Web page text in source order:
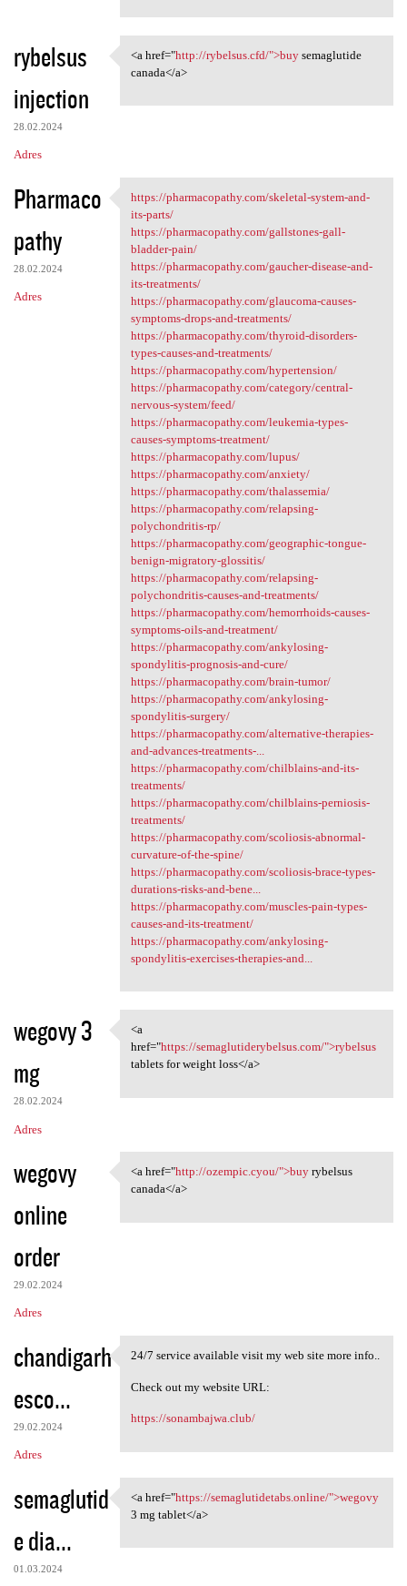
rybelsus
injection
28.02.2024
Adres
<a href="http://rybelsus.cfd/
<a href="http://rybelsus.cfd/">buysemaglutide
canada</a>
Pharmaco
pathy
28.02.2024
Adres
https://pharmacopathy.com
https://pharmacopathy.com/skeletal-system-and-
its-parts/
https://pharmacopathy.com/gallstones-gall-
bladder-pain/
https://pharmacopathy.com/gaucher-disease-and-
its-treatments/
https://pharmacopathy.com/glaucoma-causes-
symptoms-drops-and-treatments/
https://pharmacopathy.com/thyroid-disorders-
types-causes-and-treatments/
https://pharmacopathy.com/hypertension/
https://pharmacopathy.com/category/central-
nervous-system/feed/
https://pharmacopathy.com/leukemia-types-
causes-symptoms-treatment/
https://pharmacopathy.com/lupus/
https://pharmacopathy.com/anxiety/
https://pharmacopathy.com/thalassemia/
https://pharmacopathy.com/relapsing-
polychondritis-rp/
https://pharmacopathy.com/geographic-tongue-
benign-migratory-glossitis/
https://pharmacopathy.com/relapsing-
polychondritis-causes-and-treatments/
https://pharmacopathy.com/hemorrhoids-causes-
symptoms-oils-and-treatment/
https://pharmacopathy.com/ankylosing-
spondylitis-prognosis-and-cure/
https://pharmacopathy.com/brain-tumor/
https://pharmacopathy.com/ankylosing-
spondylitis-surgery/
https://pharmacopathy.com/alternative-therapies-
and-advances-treatments-...
https://pharmacopathy.com/chilblains-and-its-
treatments/
https://pharmacopathy.com/chilblains-perniosis-
treatments/
https://pharmacopathy.com/scoliosis-abnormal-
curvature-of-the-spine/
https://pharmacopathy.com/scoliosis-brace-types-
durations-risks-and-bene...
https://pharmacopathy.com/muscles-pain-types-
causes-and-its-treatment/
https://pharmacopathy.com/ankylosing-
spondylitis-exercises-therapies-and...
wegovy 3
mg
28.02.2024
Adres
<a href="https:/
<a
href="https://semaglutiderybelsus.com/">rybelsus
tablets for weight loss</a>
wegovy
online
order
29.02.2024
Adres
<a href="http://ozempic.cyou/
<a href="http://ozempic.cyou/">buyrybelsus
canada</a>
chandigarh
esco...
29.02.2024
Adres
24/7 service available visit
24/7 service available visit my web site more info..
Check out my website URL:
https://sonambajwa.club/
semaglutid
e dia...
01.03.2024
<a href="https:/
<a href="https://semaglutidetabs.online/">wegovy
3 mg tablet</a>